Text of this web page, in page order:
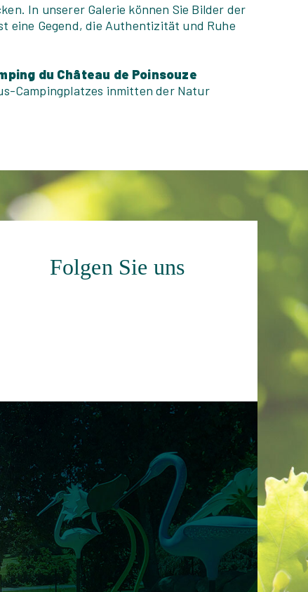
In unserer Galerie können Sie Bilder der
eine Gegend, die Authentizität und Ruhe
du Château de Poinsouze
Campingplatzes inmitten der Natur
Folgen Sie uns